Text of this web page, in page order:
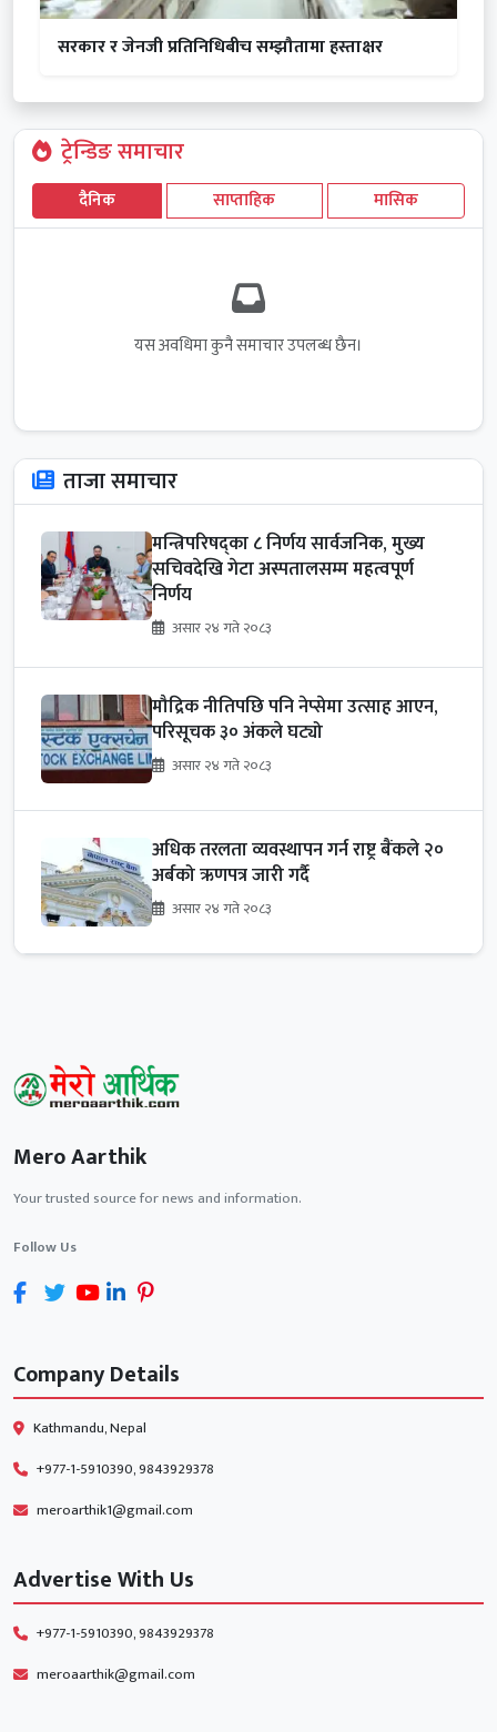
सरकार र जेनजी प्रतिनिधिबीच सम्झौतामा हस्ताक्षर
ट्रेन्डिङ समाचार
दैनिक साप्ताहिक मासिक
यस अवधिमा कुनै समाचार उपलब्ध छैन।
ताजा समाचार
मन्त्रिपरिषद्का ८ निर्णय सार्वजनिक, मुख्य
सचिवदेखि गेटा अस्पतालसम्म महत्वपूर्ण
निर्णय
असार २४ गते २०८३
मौद्रिक नीतिपछि पनि नेप्सेमा उत्साह आएन,
परिसूचक ३० अंकले घट्यो
असार २४ गते २०८३
अधिक तरलता व्यवस्थापन गर्न राष्ट्र बैंकले २०
अर्बको ऋणपत्र जारी गर्दै
असार २४ गते २०८३
Mero Aarthik
Your trusted source for news and information.
Follow Us
Company Details
Kathmandu, Nepal
+977-1-5910390, 9843929378
meroarthik1@gmail.com
Advertise With Us
+977-1-5910390, 9843929378
meroaarthik@gmail.com